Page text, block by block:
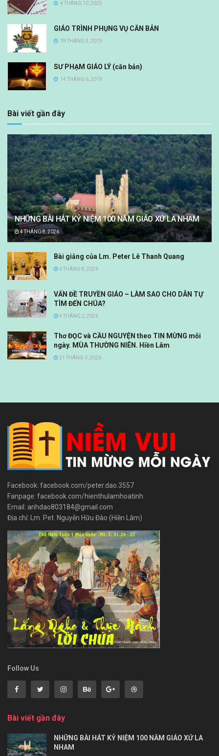
4 THÁNG 10, 2025
GIÁO TRÌNH PHỤNG VỤ CĂN BẢN
19 THÁNG 5, 2019
SƯ PHẠM GIÁO LÝ (căn bản)
14 THÁNG 6, 2019
Bài viết gần đây
NHỮNG BÀI HÁT KỶ NIỆM 100 NĂM GIÁO XỨ LA NHAM
4 THÁNG 8, 2026
Bài giảng của Lm. Peter Lê Thanh Quang
6 THÁNG 8, 2026
VẤN ĐỀ TRUYỀN GIÁO – LÀM SAO CHO DÂN TỰ
TÌM ĐẾN CHÚA?
4 THÁNG 2, 2026
Thơ ĐỌC và CẦU NGUYỆN theo TIN MỪNG mỗi
ngày. MÙA THƯỜNG NIÊN. Hiền Lâm
21 THÁNG 3, 2026
Facebook: facebook.com/peter.dao.3557
Fanpage: facebook.com/hienthulamhoatinh
Email: anhdao803184@gmail.com
Địa chỉ: Lm. Pet. Nguyễn Hữu Đào (Hiền Lâm)
Follow Us
Bài viết gần đây
NHỮNG BÀI HÁT KỶ NIỆM 100 NĂM GIÁO XỨ LA
NHAM